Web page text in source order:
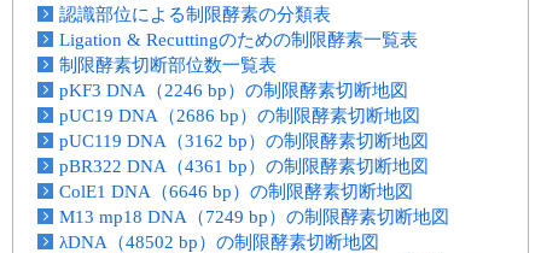
認識部位による制限酵素の分類表
Ligation & Recuttingのための制限酵素一覧表
制限酵素切断部位数一覧表
pKF3 DNA（2246 bp）の制限酵素切断地図
pUC19 DNA（2686 bp）の制限酵素切断地図
pUC119 DNA（3162 bp）の制限酵素切断地図
pBR322 DNA（4361 bp）の制限酵素切断地図
ColE1 DNA（6646 bp）の制限酵素切断地図
M13 mp18 DNA（7249 bp）の制限酵素切断地図
λDNA（48502 bp）の制限酵素切断地図